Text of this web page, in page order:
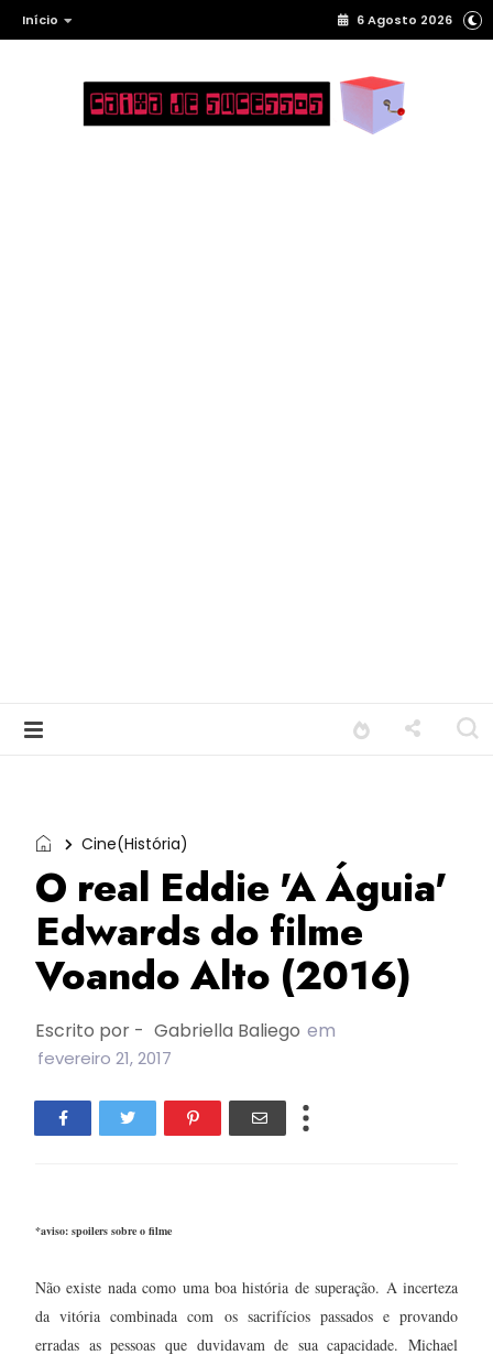
Início 6 Agosto 2026
Cine(História)
O real Eddie 'A Águia'
Edwards do filme
Voando Alto (2016)
Escrito por - Gabriella Baliego em
fevereiro 21, 2017
*aviso: spoilers sobre o filme
Não existe nada como uma boa história de superação. A incerteza
da vitória combinada com os sacrifícios passados e provando
erradas as pessoas que duvidavam de sua capacidade. Michael